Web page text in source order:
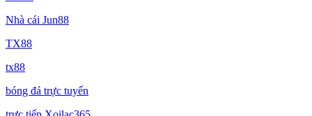
Nhà cái Jun88
TX88
tx88
bóng đá trực tuyến